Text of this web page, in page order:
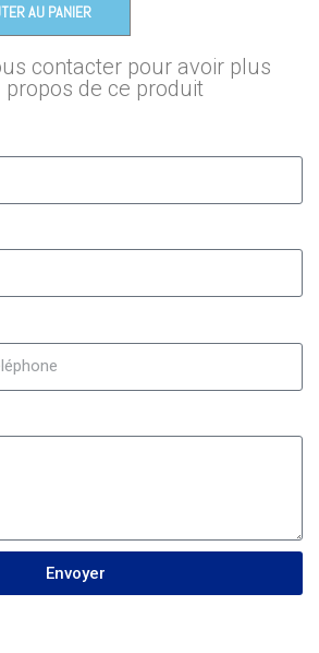
AU PANIER
contacter pour avoir plus
de ce produit
Envoyer